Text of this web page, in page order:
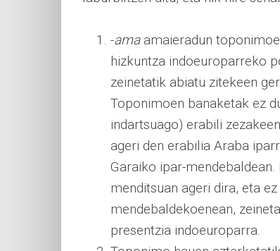
-amaamaieradun
hizkuntza indoeuroparreko
zeinetatik abiatu zitekeen
Toponimoen banaketak ez
indartsuago) erabili
ageri den erabilia Araba
Garaiko ipar-
menditsuan ageri dira, eta
mendebaldekoenean,
presentzia indoeuroparra.